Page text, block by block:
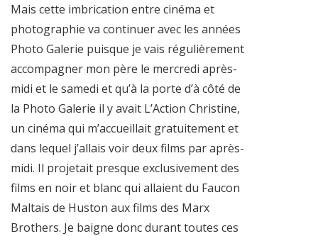
Mais cette imbrication entre cinéma et
photographie va continuer avec les années
Photo Galerie puisque je vais régulièrement
accompagner mon père le mercredi après-
midi et le samedi et qu’à la porte d’à côté de
la Photo Galerie il y avait L’Action Christine,
un cinéma qui m’accueillait gratuitement et
dans lequel j’allais voir deux films par après-
midi. Il projetait presque exclusivement des
films en noir et blanc qui allaient du Faucon
Maltais de Huston aux films des Marx
Brothers. Je baigne donc durant toutes ces